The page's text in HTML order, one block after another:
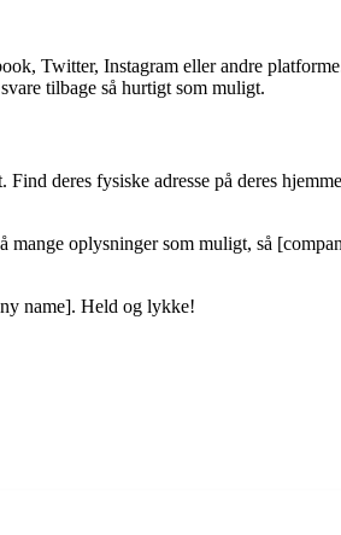
Twitter, Instagram eller andre
tilbage så hurtigt som muligt.
deres fysiske adresse på deres
oplysninger som muligt, så
name]. Held og lykke!